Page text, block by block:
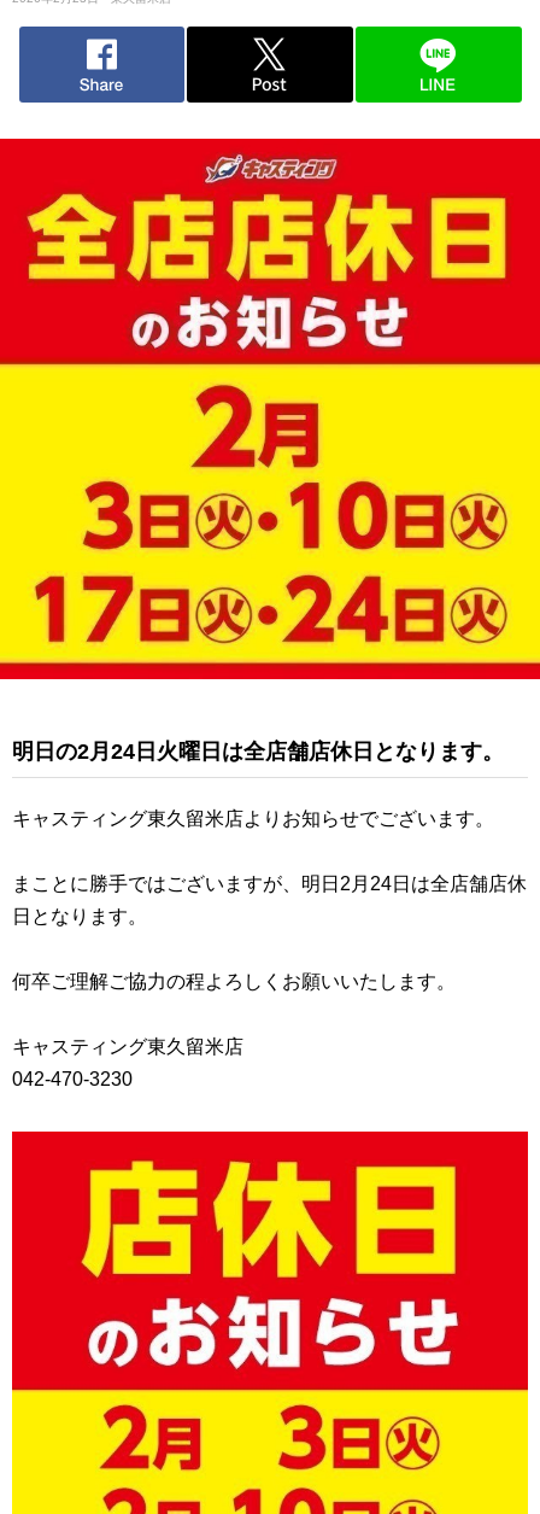
明日の2月24日火曜日は全店舗店休日となります。
キャスティング東久留米店よりお知らせでございます。
まことに勝手ではございますが、明日2月24日は全店舗店休
日となります。
何卒ご理解ご協力の程よろしくお願いいたします。
キャスティング東久留米店
042-470-3230